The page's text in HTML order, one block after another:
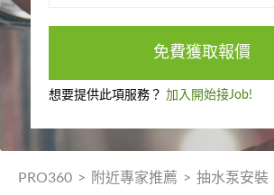
免費獲取報價
想要提供此項服務？ 加入開始接Job!
PRO360 > 附近專家推薦 > 抽水泵安裝